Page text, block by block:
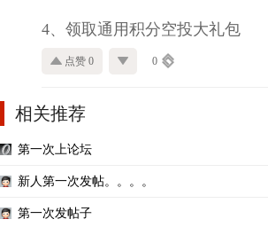
4、领取通用积分空投大礼包
点赞 0 0
相关推荐
第一次上论坛
新人第一次发帖。。。。
第一次发帖子